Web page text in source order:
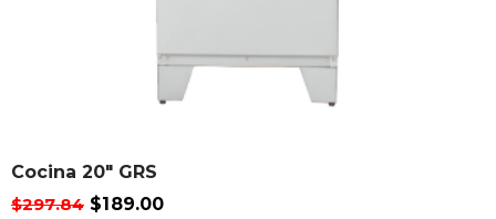
Cocina 20″ GRS
$297.84 $189.00